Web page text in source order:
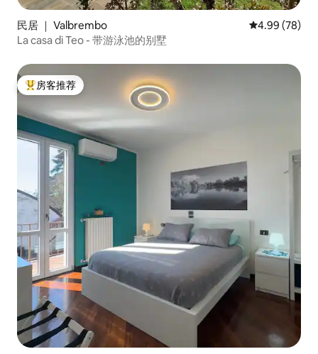
民居 ｜ Valbrembo 平均评分 4.99
4.99 (78)
La casa di Teo - 带游泳池的别墅
热门「房客推荐」
房客推荐